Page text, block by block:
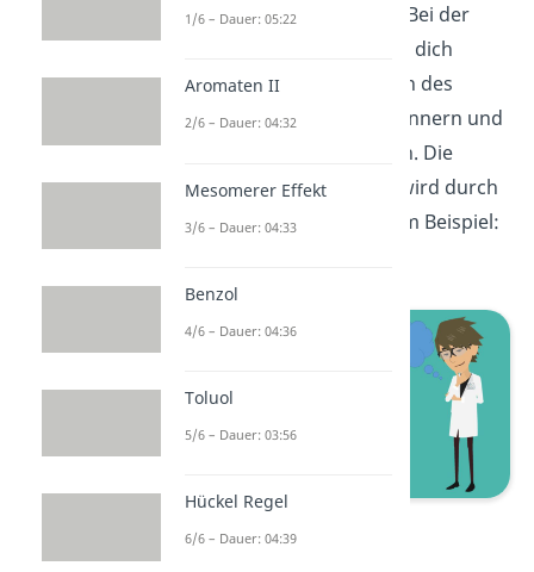
Organylgruppe
darstellt. Bei der
Namensgebung musst du dich
einfach nur an den Namen des
ursprünglichen Alkans erinnern und
die Endung „ol“ anhängen. Die
Position der OH-Gruppe wird durch
eine Zahl verdeutlicht. Zum Beispiel:
1/6 – Dauer: 05:22
Aromaten II
2/6 – Dauer: 04:32
Mesomerer Effekt
3/6 – Dauer: 04:33
Benzol
4/6 – Dauer: 04:36
Toluol
5/6 – Dauer: 03:56
Hückel Regel
6/6 – Dauer: 04:39